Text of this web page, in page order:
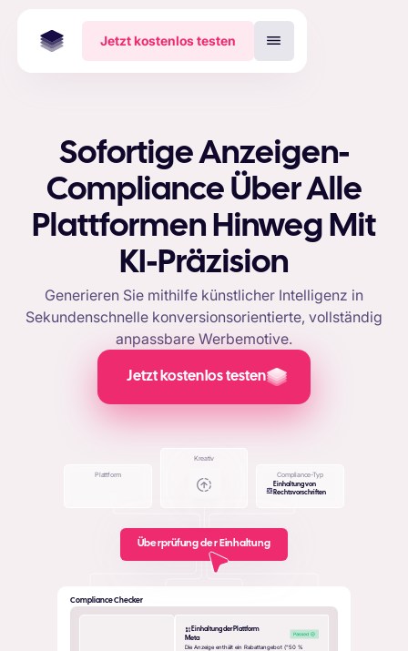
Jetzt kostenlos testen
Sofortige Anzeigen-
Compliance Über Alle
Plattformen Hinweg Mit
KI-Präzision
Generieren Sie mithilfe künstlicher Intelligenz in
Sekundenschnelle konversionsorientierte, vollständig
anpassbare Werbemotive.
Jetzt kostenlos testen
Plattform
Kreativ
Compliance-Typ
Einhaltung von
Rechtsvorschriften
Überprüfung der Einhaltung
Compliance Checker
Einhaltung der Plattform
Meta
Die Anzeige enthält ein Rabattangebot ("50 %